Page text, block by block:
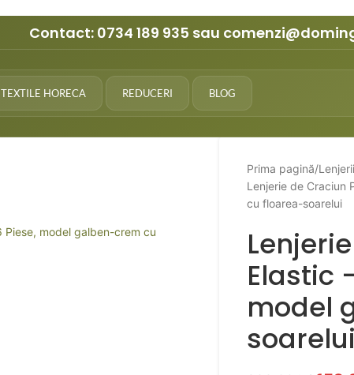
Contact: 0734 189 935 sau
TEXTILE HORECA REDUCERI BLOG
Prima pagină
Lenjerie de Craciun
cu floarea-soarelui
Elastic
model
soarelui